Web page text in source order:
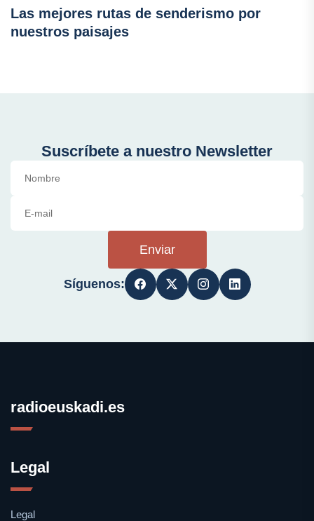
Las mejores rutas de senderismo por
nuestros paisajes
Suscríbete a nuestro Newsletter
Enviar
Síguenos:
radioeuskadi.es
Legal
Legal